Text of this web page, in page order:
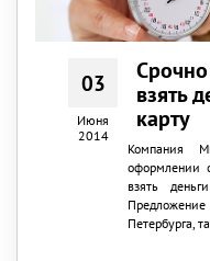
03
Июня
2014
взять
карту
Компания
оформлении
взять
Петербурга,